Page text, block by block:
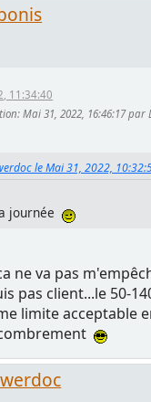
11:34:40
: Mai 31, 2022, 16:46:17 par
le Mai 31, 2022,
journée
ne va pas
pas client...le 50-
limite acceptable